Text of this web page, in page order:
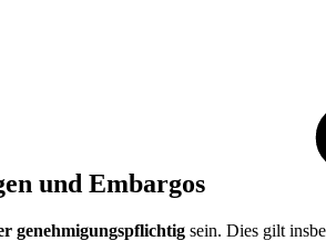
und Embargos
genehmigungspflichtig sein. Dies gilt